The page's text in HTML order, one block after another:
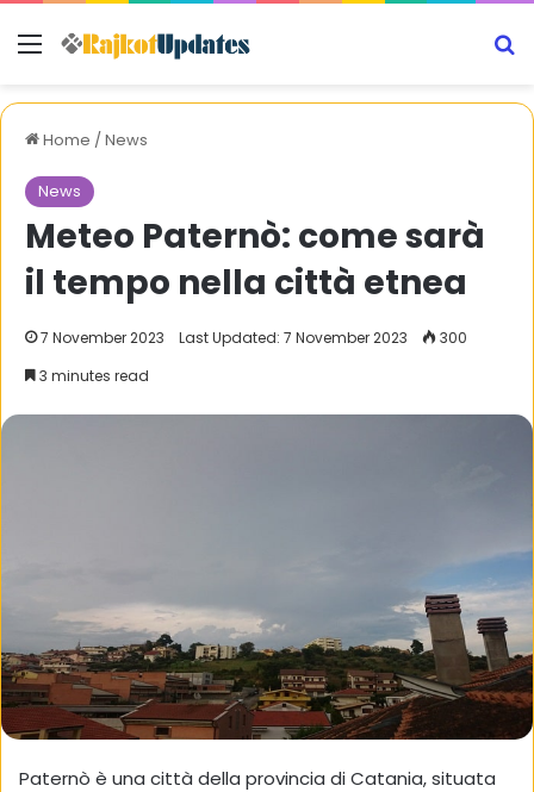
Menu
Home /News
News
Meteo Paternò: come sarà
il tempo nella città etnea
7 November 2023 Last Updated: 7 November 2023
300
3 minutes read
Paternò è una città della provincia di Catania, situata